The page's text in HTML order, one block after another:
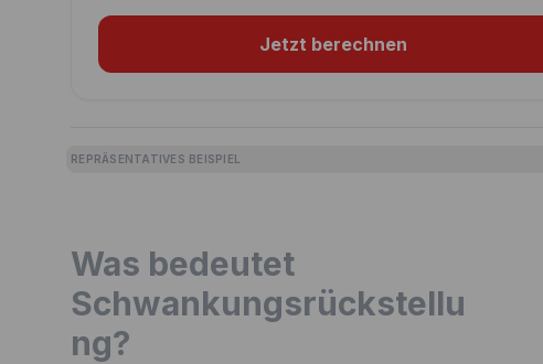
Jetzt berechnen
REPRÄSENTATIVES BEISPIEL
Was bedeutet
Schwankungsrückstellu
ng?